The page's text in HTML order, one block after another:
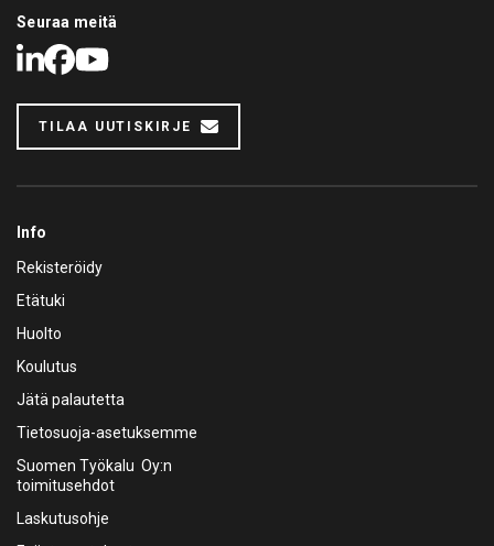
Seuraa meitä
LinkedIn
Facebook
Youtube
TILAA UUTISKIRJE
Info
Rekisteröidy
Etätuki
Huolto
Koulutus
Jätä palautetta
Tietosuoja-asetuksemme
Suomen Työkalu Oy:n
toimitusehdot
Laskutusohje